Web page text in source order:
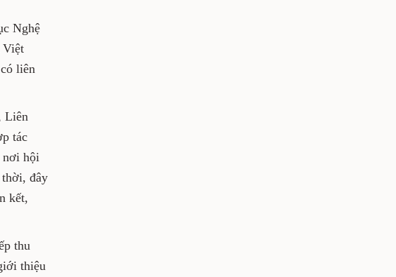
giao
Hội
cho
đẩy
và
đến
nhân
Việt